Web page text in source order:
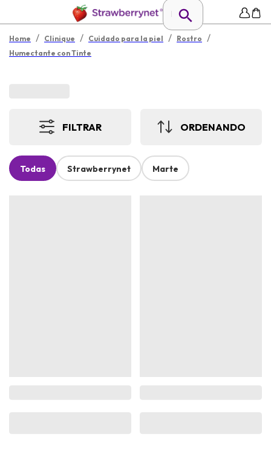
Home / Clinique / Cuidado para la piel / Rostro /
Humectante con Tinte
FILTRAR ORDENANDO
Todas Strawberrynet Marte